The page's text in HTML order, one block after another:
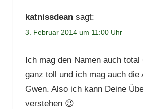
katnissdean sagt:
3. Februar 2014 um 11:00 Uhr
Ich mag den Namen auch
ganz toll und ich mag auch die
Gwen. Also ich kann Deine
verstehen 😉